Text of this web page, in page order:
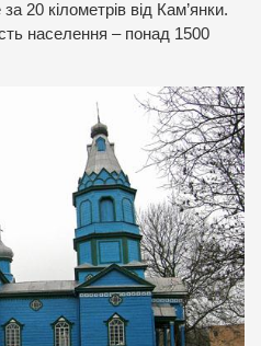
20 кілометрів від Кам’янки.
населення – понад 1500